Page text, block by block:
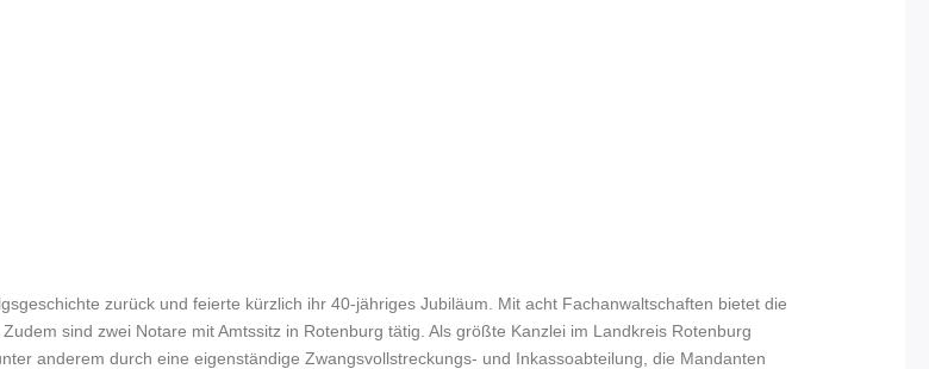
zurück und feierte kürzlich ihr 40-jähriges Jubiläum. Mit acht Fachanwaltschaften bietet die
sind zwei Notare mit Amtssitz in Rotenburg tätig. Als größte Kanzlei im Landkreis Rotenburg
anderem durch eine eigenständige Zwangsvollstreckungs- und Inkassoabteilung, die Mandanten